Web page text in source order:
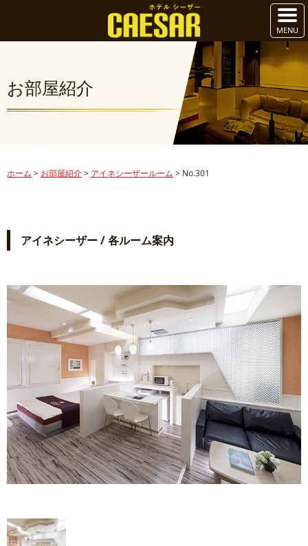
お部屋紹介
ホーム > お部屋紹介> アイネシーザールーム > No.301
アイネシーザー / 各ルーム案内